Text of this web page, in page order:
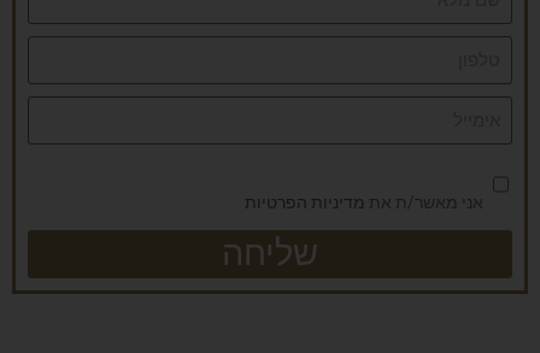
אני מאשר/ת את מדיניות הפרטיות
שליחה